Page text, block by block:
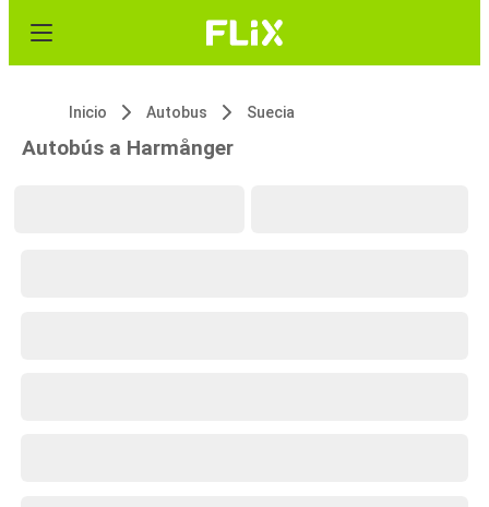
Inicio Autobus Suecia
Autobús a Harmånger